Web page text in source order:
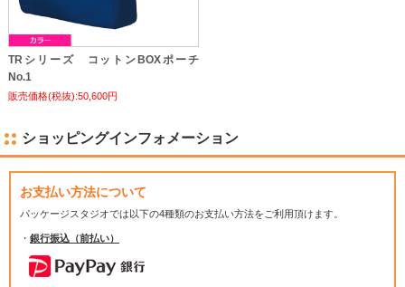
TRシリーズ コットンBOXポーチ
No.1
販売価格(税抜):50,600円
ショッピングインフォメーション
お支払い方法について
パッケージスタジオでは以下の4種類のお支払い方法をご利用頂けます。
・ 銀行振込（前払い）